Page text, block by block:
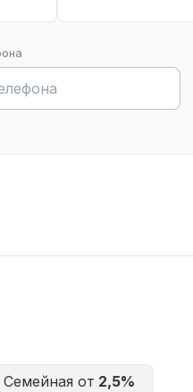
на просмотр.
Семейная от 2,5%